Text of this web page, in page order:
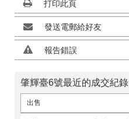
打印此頁
發送電郵給好友
報告錯誤
肇輝臺6號最近的成交紀錄
出售